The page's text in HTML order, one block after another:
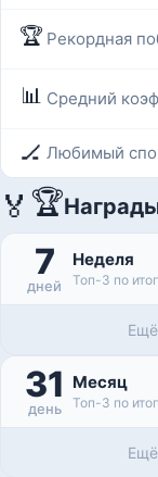
🏆 Рекордная
📊 Средний
🏒 Любимый
🏅 🏆
7
дней
Неделя
Топ-3 по
Ещё
31
день
Месяц
Топ-3 по
Ещё